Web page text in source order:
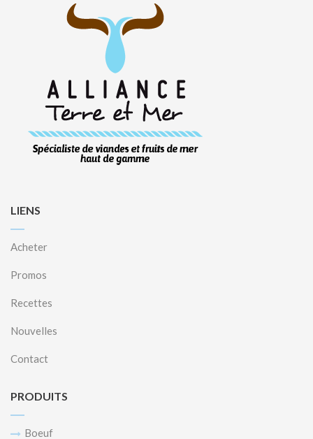
LIENS
Acheter
Promos
Recettes
Nouvelles
Contact
PRODUITS
Boeuf